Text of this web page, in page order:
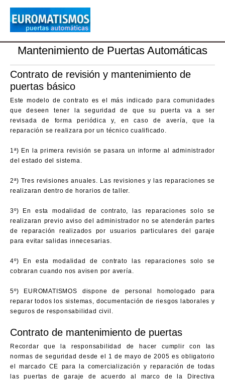
Mantenimiento de Puertas Automáticas
Contrato de revisión y mantenimiento de
puertas básico
Este modelo de contrato es el más indicado para comunidades
que deseen tener la seguridad de que su puerta va a ser
revisada de forma periódica y, en caso de avería, que la
reparación se realizara por un técnico cualificado.
1ª) En la primera revisión se pasara un informe al administrador
del estado del sistema.
2ª) Tres revisiones anuales. Las revisiones y las reparaciones se
realizaran dentro de horarios de taller.
3º) En esta modalidad de contrato, las reparaciones solo se
realizaran previo aviso del administrador no se atenderán partes
de reparación realizados por usuarios particulares del garaje
para evitar salidas innecesarias.
4º) En esta modalidad de contrato las reparaciones solo se
cobraran cuando nos avisen por avería.
5º) EUROMATISMOS dispone de personal homologado para
reparar todos los sistemas, documentación de riesgos laborales y
seguros de responsabilidad civil.
Contrato de mantenimiento de puertas
Recordar que la responsabilidad de hacer cumplir con las
normas de seguridad desde el 1 de mayo de 2005 es obligatorio
el marcado CE para la comercialización y reparación de todas
las puertas de garaje de acuerdo al marco de la Directiva